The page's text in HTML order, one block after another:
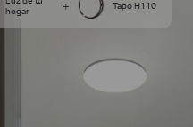
hogar
+ Tapo H110